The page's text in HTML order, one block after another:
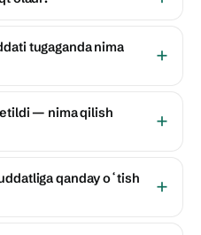
tugaganda nima
— nima qilish
qanday oʻtish